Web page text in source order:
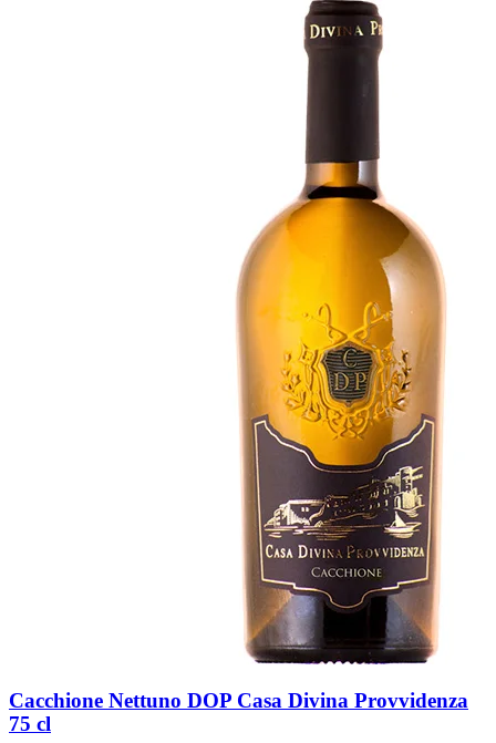
Cacchione Nettuno DOP Casa Divina Provvidenza
75 cl